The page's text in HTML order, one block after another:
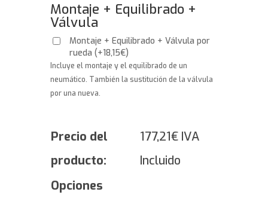
Montaje + Equilibrado +
Válvula
Montaje + Equilibrado + Válvula por
rueda(+18,15€)
Incluye el montaje y el equilibrado de un
neumático. También la sustitución de la válvula
por una nueva.
Precio del
producto:
177,21€ IVA
Incluido
Opciones